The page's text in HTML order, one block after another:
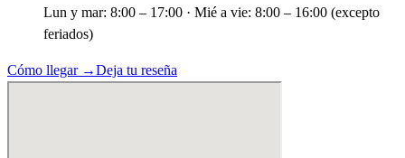
Lun y mar: 8:00 – 17:00 · Mié a vie: 8:00 – 16:00 (excepto
feriados)
Cómo llegar →Deja tu reseña